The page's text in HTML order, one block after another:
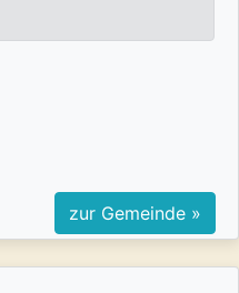
zur Gemeinde »